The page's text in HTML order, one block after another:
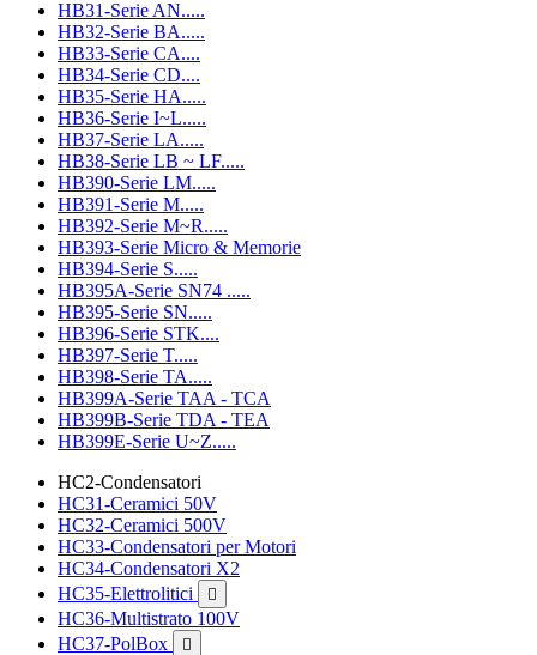
HB31-Serie AN.....
HB32-Serie BA.....
HB33-Serie CA....
HB34-Serie CD....
HB35-Serie HA.....
HB36-Serie I~L.....
HB37-Serie LA.....
HB38-Serie LB ~ LF.....
HB390-Serie LM.....
HB391-Serie M.....
HB392-Serie M~R.....
HB393-Serie Micro & Memorie
HB394-Serie S.....
HB395A-Serie SN74 .....
HB395-Serie SN.....
HB396-Serie STK....
HB397-Serie T.....
HB398-Serie TA.....
HB399A-Serie TAA - TCA
HB399B-Serie TDA - TEA
HB399E-Serie U~Z.....
HC2-Condensatori
HC31-Ceramici 50V
HC32-Ceramici 500V
HC33-Condensatori per Motori
HC34-Condensatori X2
HC35-Elettrolitici

HC36-Multistrato 100V
HC37-PolBox
